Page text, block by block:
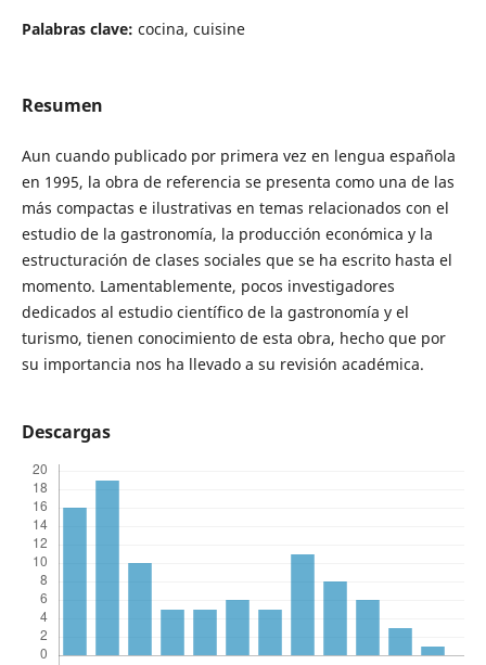
Palabras clave: cocina, cuisine
Resumen
Aun cuando publicado por primera vez en lengua española
en 1995, la obra de referencia se presenta como una de las
más compactas e ilustrativas en temas relacionados con el
estudio de la gastronomía, la producción económica y la
estructuración de clases sociales que se ha escrito hasta el
momento. Lamentablemente, pocos investigadores
dedicados al estudio científico de la gastronomía y el
turismo, tienen conocimiento de esta obra, hecho que por
su importancia nos ha llevado a su revisión académica.
Descargas